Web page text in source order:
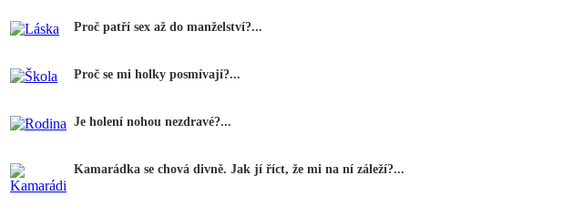
Proč patří sex až do manželství?...
Proč se mi holky posmívají?...
Je holení nohou nezdravé?...
Kamarádka se chová divně. Jak jí říct, že mi na ní záleží?...